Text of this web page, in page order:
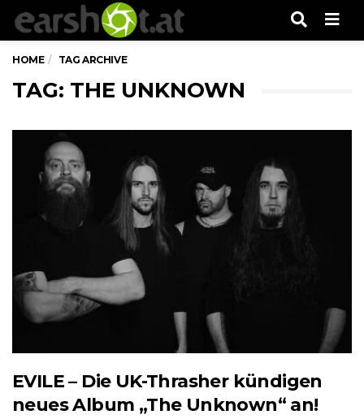
HOME TAG ARCHIVE
TAG: THE UNKNOWN
EVILE – Die UK-Thrasher kündigen
neues Album „The Unknown“ an!